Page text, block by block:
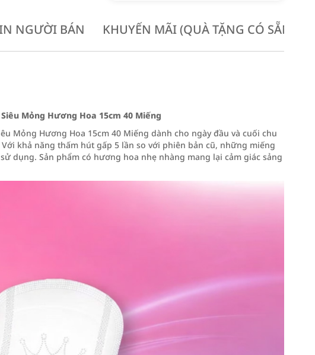
NGƯỜI BÁN KHUYẾN MÃI (QUÀ TẶNG CÓ SẴN
Mỏng Hương Hoa 15cm 40 Miếng
Mỏng Hương Hoa 15cm 40 Miếng dành cho ngày đầu và cuối chu
khả năng thấm hút gấp 5 lần so với phiên bản cũ, những miếng
dụng. Sản phẩm có hương hoa nhẹ nhàng mang lại cảm giác sảng